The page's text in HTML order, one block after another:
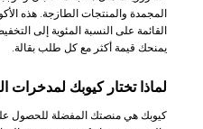
المجمدة والمنتجات الطازجة. هذه
القائمة على النسبة المئوية إلى
يمنحك قيمة أكثر مع كل طلب بقالة.
لماذا تختار كيوبك لمدخرات
كيوبك هي منصتك المفضلة للحصول على